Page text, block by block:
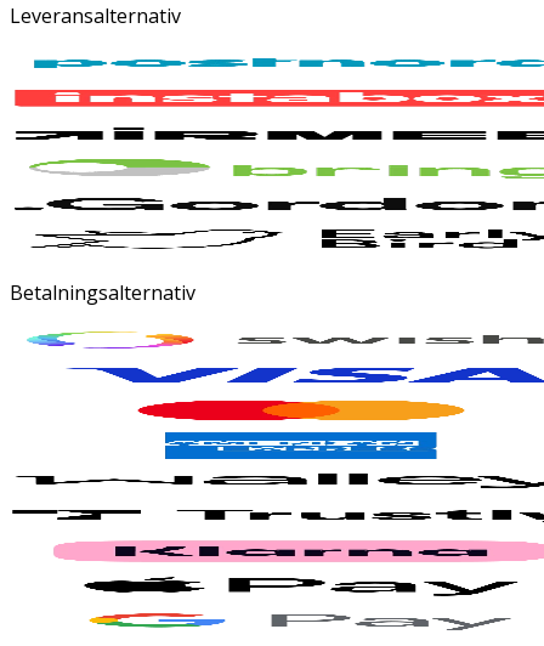
Leveransalternativ
Betalningsalternativ